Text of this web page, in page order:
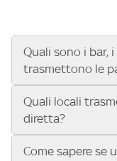
Quali sono i bar,
trasmettono le
Se cerchi un bar,
vedere le partite di
UEFA Champions
Conference League,
Quali locali
diretta?
Vuoi sapere quali
Come sapere